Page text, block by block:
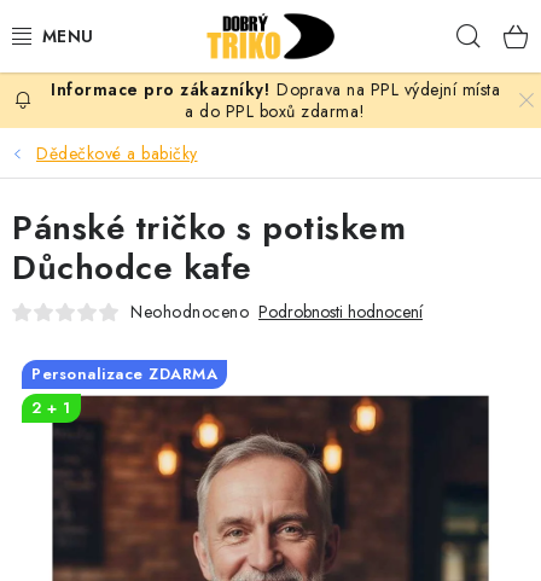
na
PRO ŽENY
PRO MUŽE
PRO DĚTI
PRO PÁRY
VLASTNÍ MOTIV
Doprava na PPL výdejní místa
a do PPL boxů zdarma!
Dědečkové a babičky
Pánské tričko s potiskem
Důchodce kafe
Neohodnoceno Podrobnosti hodnocení
Personalizace ZDARMA
2 + 1